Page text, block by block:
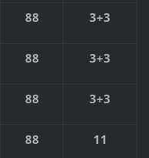
88 3+3
88 3+3
88 3+3
88 11